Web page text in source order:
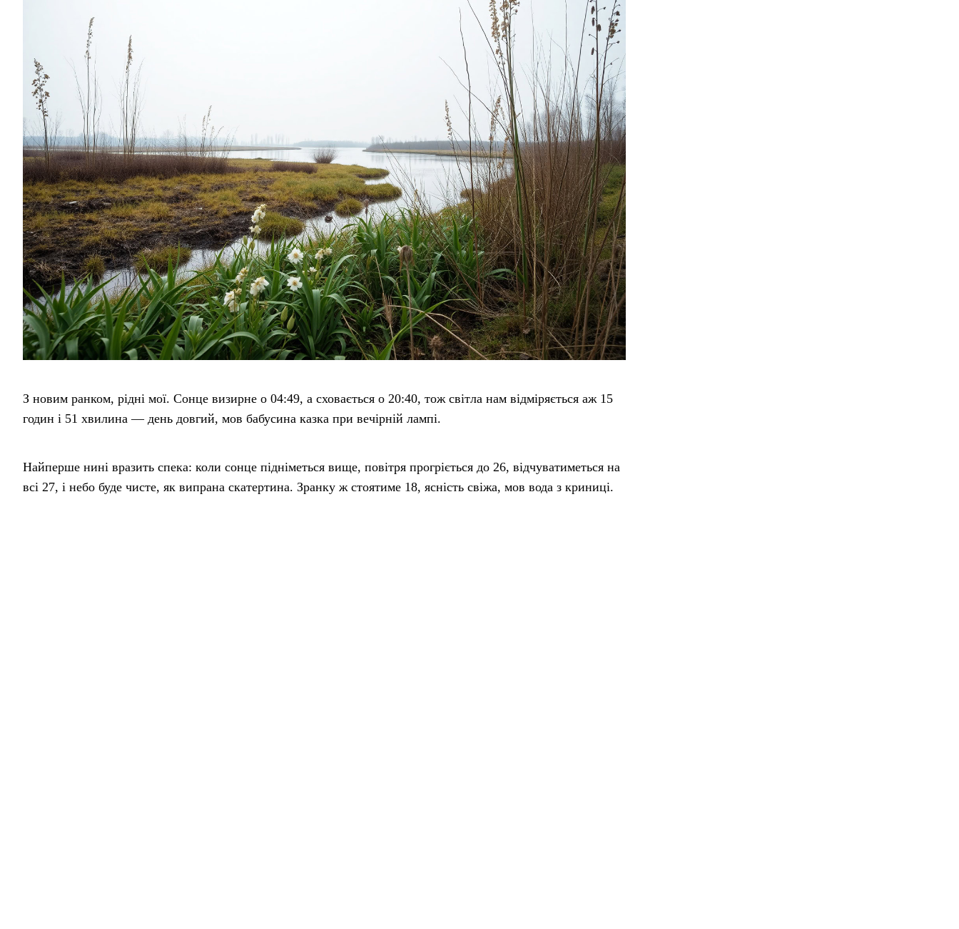
З новим ранком, рідні мої. Сонце визирне о 04:49, а сховається о 20:40, тож світла нам відміряється аж 15
годин і 51 хвилина — день довгий, мов бабусина казка при вечірній лампі.
Найперше нині вразить спека: коли сонце підніметься вище, повітря прогріється до 26, відчуватиметься на
всі 27, і небо буде чисте, як випрана скатертина. Зранку ж стоятиме 18, ясність свіжа, мов вода з криниці.